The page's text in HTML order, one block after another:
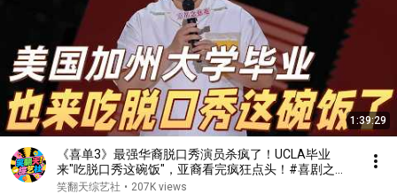
1:39:29
《喜单3》最强华裔脱口秀演员杀疯了！UCLA毕业
来"吃脱口秀这碗饭"，亚裔看完疯狂点头！#喜剧之王
单口季 #脱口秀 #搞笑 #喜剧 #funny #综艺
笑翻天综艺社 • 207K views